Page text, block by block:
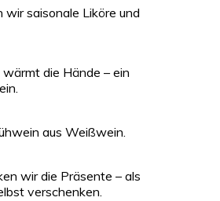
wir saisonale Liköre und
die Hände – ein
aus Weißwein.
wir die Präsente – als
verschenken.